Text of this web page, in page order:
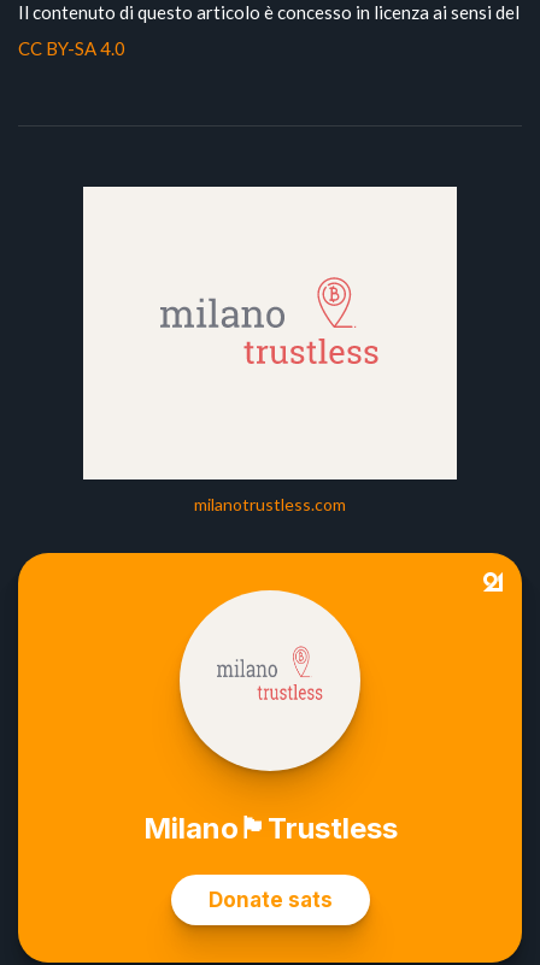
Il contenuto di questo articolo è concesso in licenza ai sensi del
CC BY-SA 4.0
milanotrustless.com